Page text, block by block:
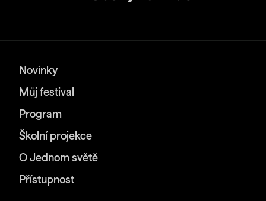
Novinky
Můj festival
Program
Školní projekce
O Jednom světě
Přístupnost